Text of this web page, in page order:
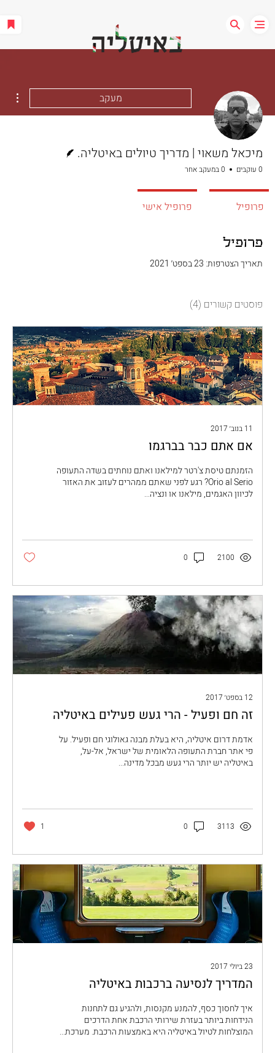
פרופיל
תאריך הצטרפות: 23 בספט׳ 2021
פוסטים קשורים (4)
11 בנוב׳ 2017
אם אתם כבר בברגמו
הזמנתם טיסת צ'רטר למילאנו ואתם נוחתים בשדה התעופה
Orio al Serio? רגע לפני שאתם ממהרים לעזוב את האזור
לכיוון האגמים, מילאנו או ונציה...
2100
0
12 בספט׳ 2017
זה חם ופעיל - הרי געש פעילים באיטליה
אדמת דרום איטליה, היא בעלת מבנה גאולוגי חם ופעיל. על
פי אתר חברת התעופה הלאומית של ישראל, אל-על,
באיטליה יש יותר הרי געש מבכל מדינה...
3113
0
1
23 ביולי 2017
המדריך לנסיעה ברכבות באיטליה
איך לחסוך כסף, להמנע מקנסות, ולהגיע גם לתחנות
הנידחות ביותר בעזרת שירותי הרכבת אחת הדרכים
המוצלחות לטיול באיטליה היא באמצעות הרכבת. מערכת...
מעקב
מיכאל משאוי | מדריך טיולים באיטליה.
0 עוקבים 0 במעקב אחר
פרופיל אישי פרופיל